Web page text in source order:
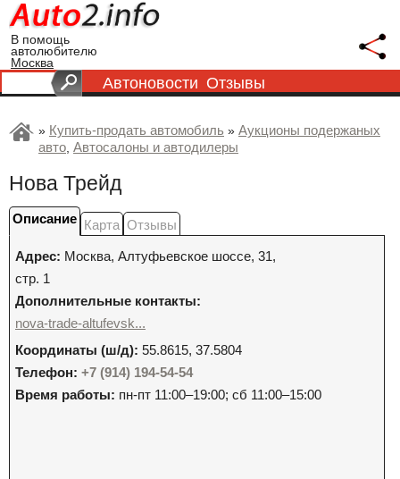
В помощь
автолюбителю
Москва
Автоновости Отзывы
» Купить-продать автомобиль » Аукционы подержаных
авто, Автосалоны и автодилеры
Нова Трейд
Описание Карта Отзывы
Адрес: Москва, Алтуфьевское шоссе, 31,
стр. 1
Дополнительные контакты:
nova-trade-altufevsk...
Координаты (ш/д): 55.8615, 37.5804
Телефон: +7 (914) 194-54-54
Время работы: пн-пт 11:00–19:00; сб 11:00–15:00